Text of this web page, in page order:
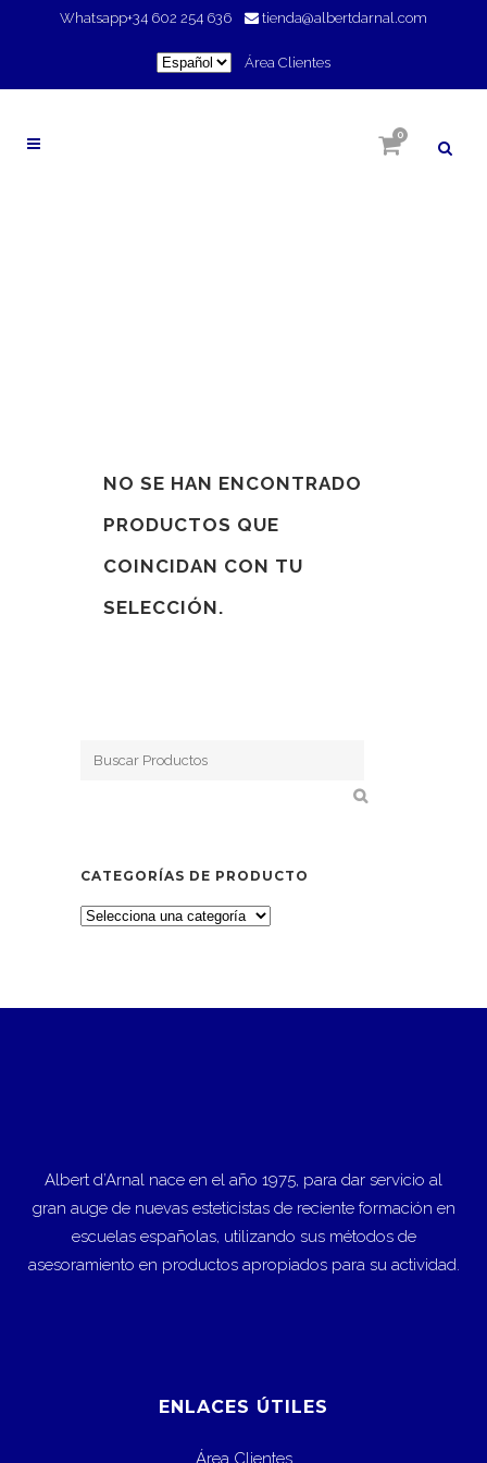
Whatsapp+34 602 254 636 tienda@albertdarnal.com
Elegir Área Clientes
0
NO SE HAN ENCONTRADO
PRODUCTOS QUE
COINCIDAN CON TU
SELECCIÓN.
CATEGORÍAS DE PRODUCTO
Albert d’Arnal nace en el año 1975, para dar servicio al
gran auge de nuevas esteticistas de reciente formación en
escuelas españolas, utilizando sus métodos de
asesoramiento en productos apropiados para su actividad.
ENLACES ÚTILES
Área Clientes